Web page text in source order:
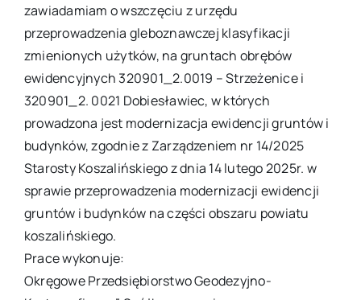
zawiadamiam o wszczęciu z urzędu
przeprowadzenia gleboznawczej klasyfikacji
zmienionych użytków, na gruntach obrębów
ewidencyjnych 320901_2.0019 – Strzeżenice i
320901_2. 0021 Dobiesławiec, w których
prowadzona jest modernizacja ewidencji gruntów i
budynków, zgodnie z Zarządzeniem nr 14/2025
Starosty Koszalińskiego z dnia 14 lutego 2025r. w
sprawie przeprowadzenia modernizacji ewidencji
gruntów i budynków na części obszaru powiatu
koszalińskiego.
Prace wykonuje:
Okręgowe Przedsiębiorstwo Geodezyjno-